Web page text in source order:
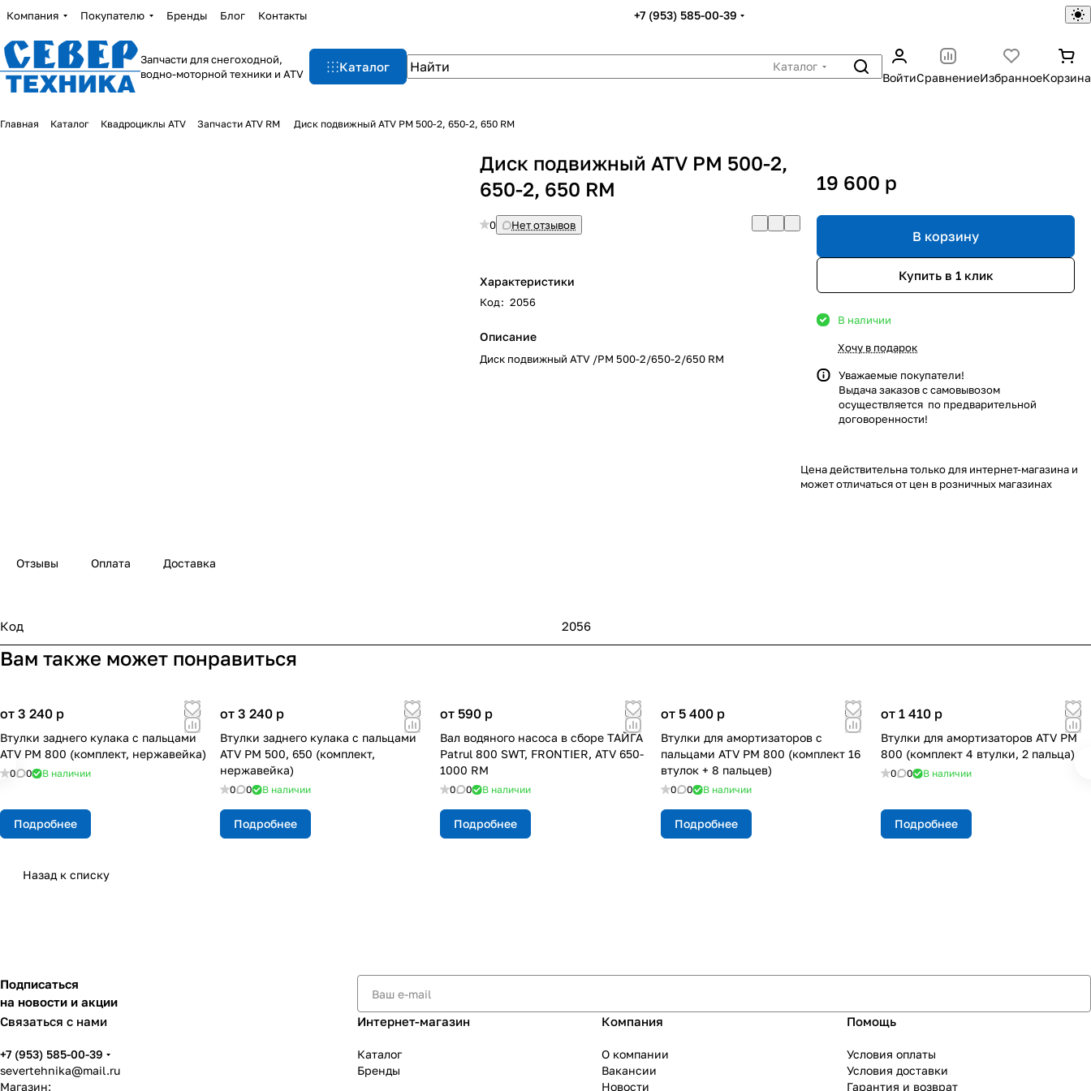
Компания Покупателю Бренды Блог Контакты +7 (953) 585-00-39
Запчасти для снегоходной,
водно-моторной техники и ATV
Каталог
Каталог
ВойтиСравнениеИзбранноеКорзина
Главная Каталог Квадроциклы ATV Запчасти ATV RM Диск подвижный ATV РМ 500-2, 650-2, 650 RM
Диск подвижный ATV РМ 500-2,
650-2, 650 RM
0 Нет отзывов
Характеристики
Код: 2056
Описание
Диск подвижный ATV /РМ 500-2/650-2/650 RM
19 600 p
В корзину
Купить в 1 клик
В наличии
Хочу в подарок
Уважаемые покупатели!
Выдача заказов с самовывозом
осуществляется по предварительной
договоренности!
Цена действительна только для интернет-магазина и
может отличаться от цен в розничных магазинах
Отзывы Оплата Доставка
Код 2056
Вам также может понравиться
от 3 240 p
Втулки заднего кулака с пальцами
ATV РМ 800 (комплект, нержавейка)
0 0 В наличии
Подробнее
от 3 240 p
Втулки заднего кулака с пальцами
ATV РМ 500, 650 (комплект,
нержавейка)
0 0 В наличии
Подробнее
от 590 p
Вал водяного насоса в сборе ТАЙГА
Patrul 800 SWT, FRONTIER, ATV 650-
1000 RM
0 0 В наличии
Подробнее
от 5 400 p
Втулки для амортизаторов с
пальцами ATV РМ 800 (комплект 16
втулок + 8 пальцев)
0 0 В наличии
Подробнее
от 1 410 p
Втулки для амортизаторов ATV РМ
800 (комплект 4 втулки, 2 пальца)
0 0 В наличии
Подробнее
Назад к списку
Подписаться
на новости и акции
Связаться с нами
+7 (953) 585-00-39
severtehnika@mail.ru
Магазин:
Интернет-магазин
Каталог
Бренды
Компания
О компании
Вакансии
Новости
Помощь
Условия оплаты
Условия доставки
Гарантия и возврат